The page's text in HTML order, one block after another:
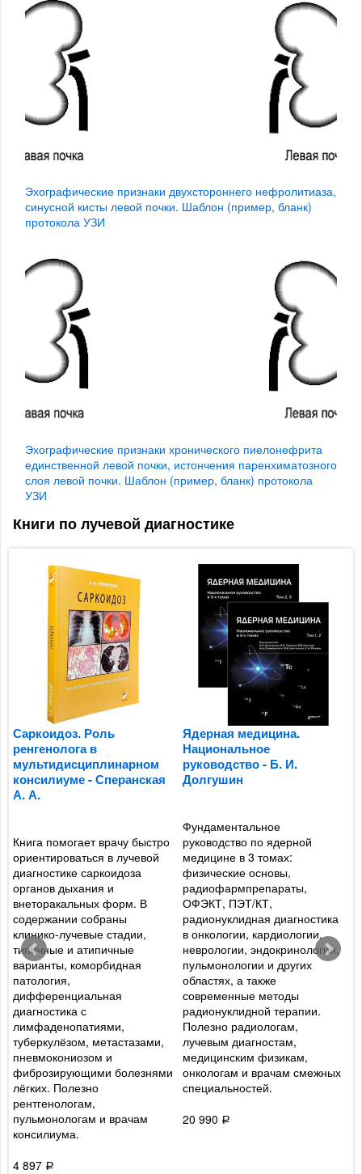
Эхографические признаки двухстороннего нефролитиаза,
синусной кисты левой почки. Шаблон (пример, бланк)
протокола УЗИ
Эхографические признаки хронического пиелонефрита
единственной левой почки, истончения паренхиматозного
слоя левой почки. Шаблон (пример, бланк) протокола
УЗИ
Книги по лучевой диагностике
Саркоидоз. Роль
ренгенолога в
мультидисциплинарном
консилиуме - Сперанская
А. А.
Книга помогает врачу быстро
ориентироваться в лучевой
диагностике саркоидоза
органов дыхания и
внеторакальных форм. В
содержании собраны
клинико-лучевые стадии,
типичные и атипичные
варианты, коморбидная
патология,
дифференциальная
диагностика с
лимфаденопатиями,
туберкулёзом, метастазами,
пневмокониозом и
фиброзирующими болезнями
лёгких. Полезно
рентгенологам,
пульмонологам и врачам
консилиума.
4 897 Р
Ядерная медицина.
Национальное
руководство - Б. И.
Долгушин
Фундаментальное
руководство по ядерной
медицине в 3 томах:
физические основы,
радиофармпрепараты,
ОФЭКТ, ПЭТ/КТ,
радионуклидная диагностика
в онкологии, кардиологии,
неврологии, эндокринологии,
пульмонологии и других
областях, а также
современные методы
радионуклидной терапии.
Полезно радиологам,
лучевым диагностам,
медицинским физикам,
онкологам и врачам смежных
специальностей.
20 990 Р